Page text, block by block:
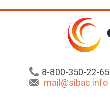
8-800-350-22-65
mail@sibac.info